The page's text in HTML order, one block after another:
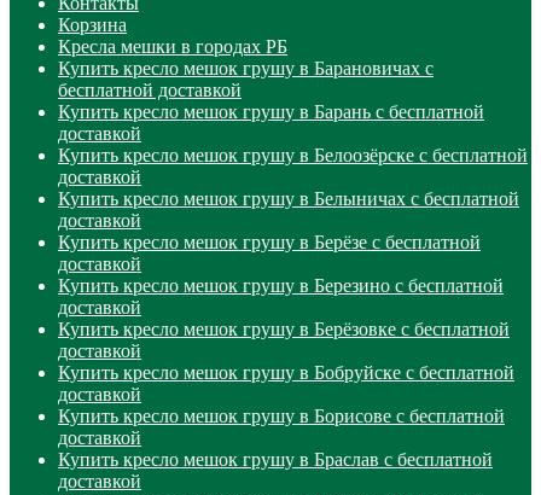
Корзина
Кресла мешки в городах РБ
Купить кресло мешок грушу в Барановичах с
бесплатной доставкой
Купить кресло мешок грушу в Барань с бесплатной
доставкой
Купить кресло мешок грушу в Белоозёрске с бесплатной
доставкой
Купить кресло мешок грушу в Белыничах с бесплатной
доставкой
Купить кресло мешок грушу в Берёзе с бесплатной
доставкой
Купить кресло мешок грушу в Березино с бесплатной
доставкой
Купить кресло мешок грушу в Берёзовке с бесплатной
доставкой
Купить кресло мешок грушу в Бобруйске с бесплатной
доставкой
Купить кресло мешок грушу в Борисове с бесплатной
доставкой
Купить кресло мешок грушу в Браслав с бесплатной
доставкой